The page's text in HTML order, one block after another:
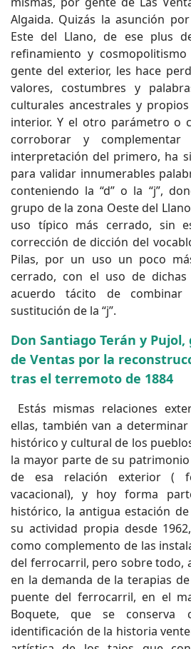
Algaida. Quizás la asunción
Este del Llano, de ese plus
refinamiento y
gente del exterior, les hace
valores, costumbres y
culturales ancestrales y
interior. Y el otro parámetro o
corroborar y
interpretación del primero, ha
para validar innumerables
conteniendo la “d” o la “j”,
grupo de la zona Oeste del
uso típico más cerrado, sin
corrección de dicción del
Pilas, por un uso un poco
cerrado, con el uso de
acuerdo tácito de combinar
sustitución de la “j”.
Don Santiago Terán y
de Ventas por la
tras el terremoto de 1884
Estás mismas relaciones
ellas, también van a
histórico y cultural de los
la mayor parte de su
de esa relación exterior (
vacacional), y hoy forma
histórico, la antigua estación
su actividad propia desde
como complemento de las
del ferrocarril, pero sobre todo,
en la demanda de la terapias de
puente del ferrocarril, en el
Boquete, que se
identificación de la historia